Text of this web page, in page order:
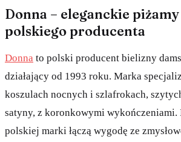
Donna – eleganckie
polskiego producenta
Donna to polski producent bielizny
działający od 1993 roku. Marka
koszulach nocnych i szlafrokach,
satyny, z koronkowymi wykończeniami.
polskiej marki łączą wygodę ze